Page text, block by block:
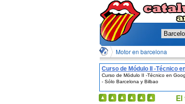
Motor en barcelona
Curso de Módulo II -Técnico
Adwords - Sólo Barcelona y
Curso de Módulo II -Técnico en
- Sólo Barcelona y Bilbao